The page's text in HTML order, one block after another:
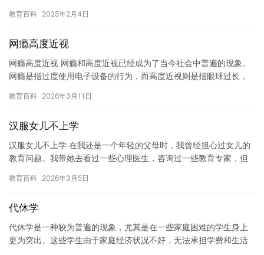
号，代…
教育百科 2025年2月4日
网瘾高度近视
网瘾高度近视 网瘾和高度近视已经成为了当今社会中普遍的现象。
网瘾是指过度使用电子设备的行为，而高度近视则是指眼球过长，
影响…
教育百科 2026年3月11日
汉服女儿不上学
汉服女儿不上学 在我还是一个年轻的父母时，我曾经担心过女儿的
教育问题。我带她去看过一些心理医生，咨询过一些教育专家，但
学，这…
教育百科 2026年3月5日
代休学
代休学是一种较为普遍的现象，尤其是在一些家庭困难的学生身上
更为突出。这些学生由于家庭经济状况不好，无法承担学费和生活